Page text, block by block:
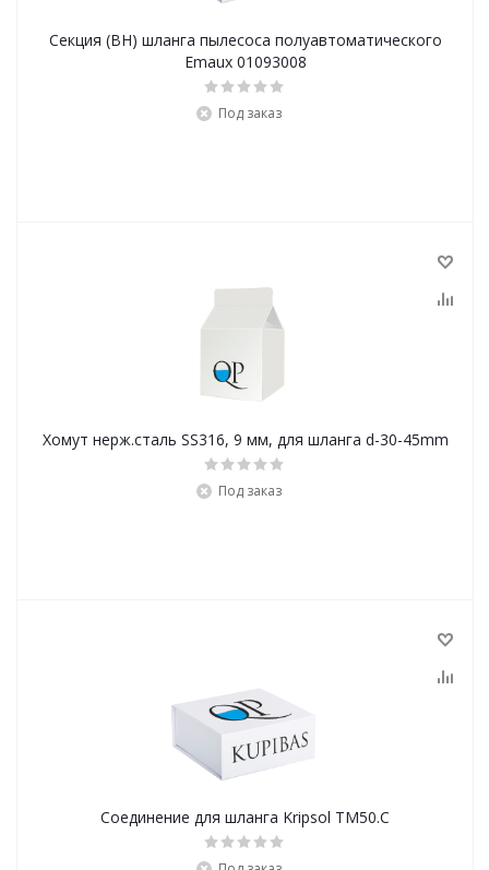
Секция (BH) шланга пылесоса полуавтоматического
Emaux 01093008
Под заказ
Хомут нерж.сталь SS316, 9 мм, для шланга d-30-45mm
Под заказ
Соединение для шланга Kripsol ТМ50.C